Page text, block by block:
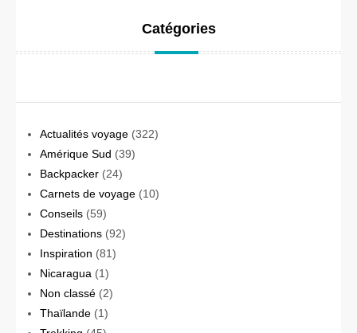
Catégories
Actualités voyage (322)
Amérique Sud (39)
Backpacker (24)
Carnets de voyage (10)
Conseils (59)
Destinations (92)
Inspiration (81)
Nicaragua (1)
Non classé (2)
Thaïlande (1)